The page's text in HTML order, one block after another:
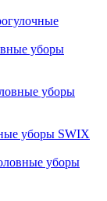
уборы
уборы
уборы SWIX
уборы